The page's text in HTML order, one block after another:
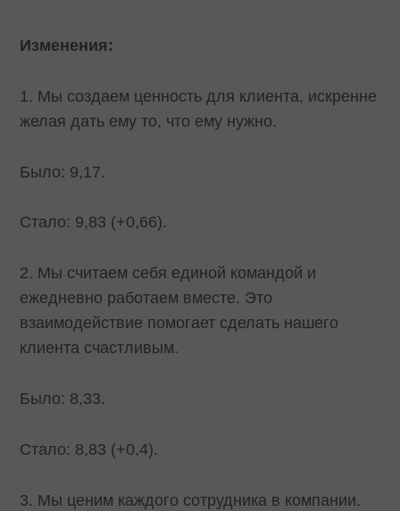
Изменения:
1. Мы создаем ценность для клиента, искренне
желая дать ему то, что ему нужно.
Было: 9,17.
Стало: 9,83 (+0,66).
2. Мы считаем себя единой командой и
ежедневно работаем вместе. Это
взаимодействие помогает сделать нашего
клиента счастливым.
Было: 8,33.
Стало: 8,83 (+0,4).
3. Мы ценим каждого сотрудника в компании.